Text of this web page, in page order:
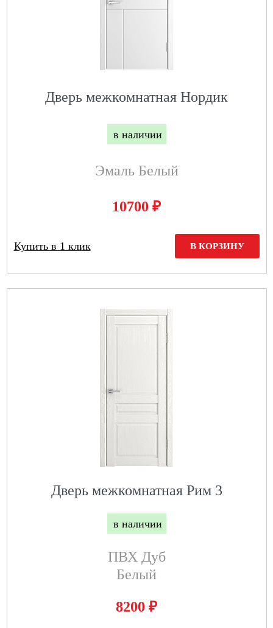
Дверь межкомнатная Нордик
в наличии
Эмаль Белый
10700 ₽
Купить в 1 клик В КОРЗИНУ
Дверь межкомнатная Рим 3
в наличии
ПВХ Дуб
Белый
8200 ₽